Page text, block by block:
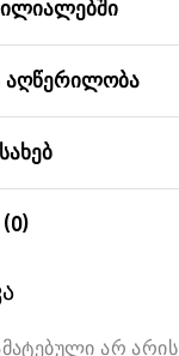
აღწერილობა
არ არის